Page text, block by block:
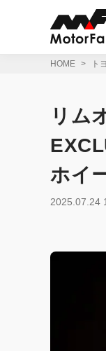
HOME ト
リム
ホイ
2025.07.24